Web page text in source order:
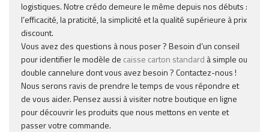
logistiques. Notre crédo demeure le même depuis nos débuts :
l’efficacité, la praticité, la simplicité et la qualité supérieure à prix
discount.
Vous avez des questions à nous poser ? Besoin d’un conseil
pour identifier le modèle de caisse carton standard à simple ou
double cannelure dont vous avez besoin ? Contactez-nous !
Nous serons ravis de prendre le temps de vous répondre et
de vous aider. Pensez aussi à visiter notre boutique en ligne
pour découvrir les produits que nous mettons en vente et
passer votre commande.